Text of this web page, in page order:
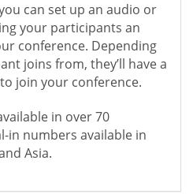
can set up an audio or
your participants an
conference. Depending
joins from, they’ll have a
join your conference.
in over 70
in numbers available in
Asia.